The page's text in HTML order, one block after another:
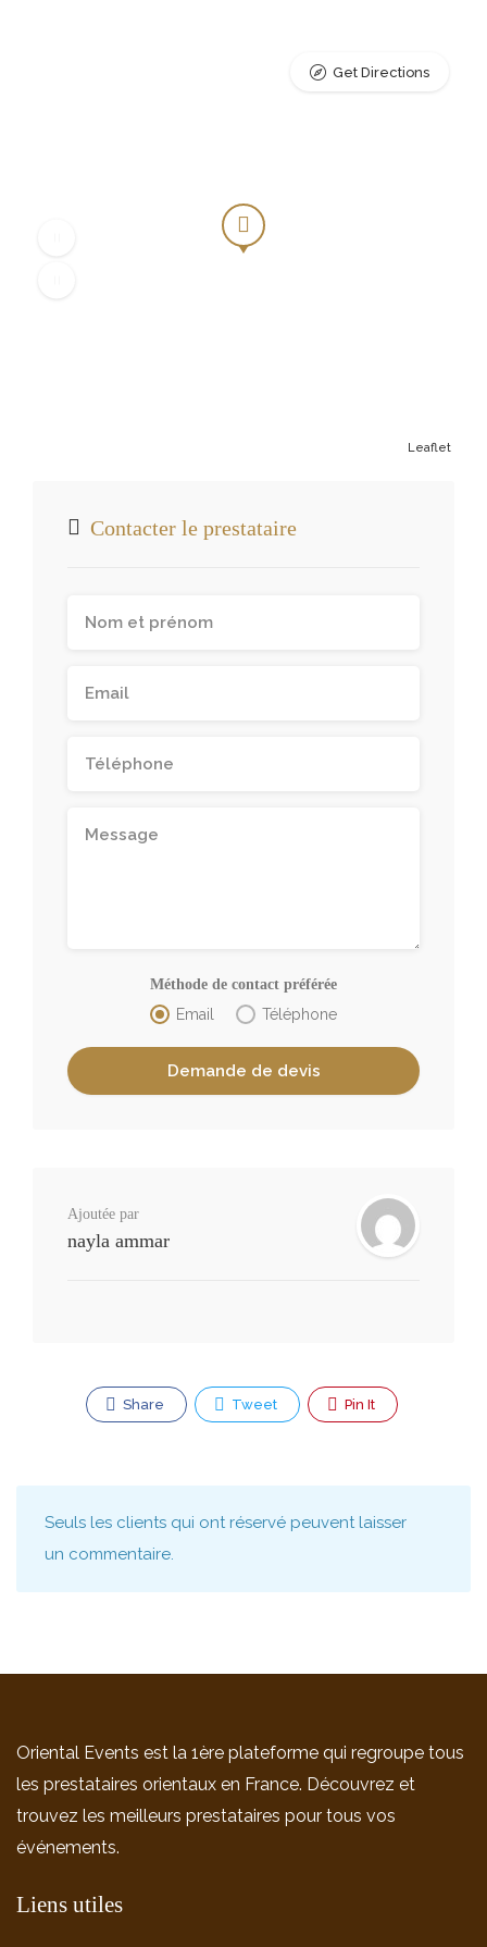
Leaflet
Get Directions
Contacter le prestataire
Méthode de contact préférée
Email Téléphone
Ajoutée par
nayla ammar
Share Tweet Pin It
Seuls les clients qui ont réservé peuvent laisser
un commentaire.
Oriental Events est la 1ère plateforme qui regroupe tous
les prestataires orientaux en France. Découvrez et
trouvez les meilleurs prestataires pour tous vos
événements.
Liens utiles